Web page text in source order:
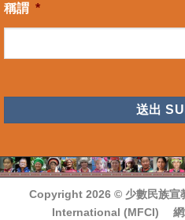
稱謂 *
Copyright 2026 © 少數民族
International (MFCI) 網